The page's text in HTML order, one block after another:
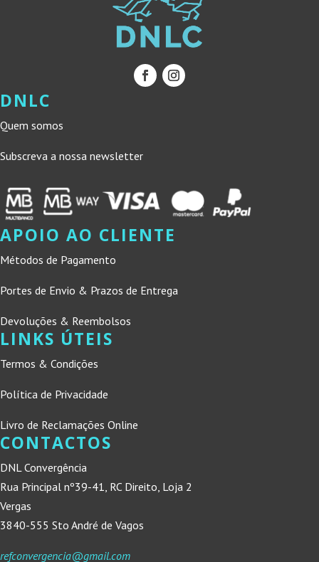
DNLC
Quem somos
Subscreva a nossa newsletter
APOIO AO CLIENTE
Métodos de Pagamento
Portes de Envio & Prazos de Entrega
Devoluções & Reembolsos
LINKS ÚTEIS
Termos & Condições
Política de Privacidade
Livro de Reclamações Online
CONTACTOS
DNL Convergência
Rua Principal nº39-41, RC Direito, Loja 2
Vergas
3840-555 Sto André de Vagos
refconvergencia@gmail.com